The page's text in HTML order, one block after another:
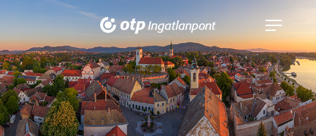
Navigáció
kinyitása